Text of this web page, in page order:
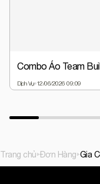
Dịch Vụ 12/06/2026 09:09
Trang chủ Đơn Hàng Gia